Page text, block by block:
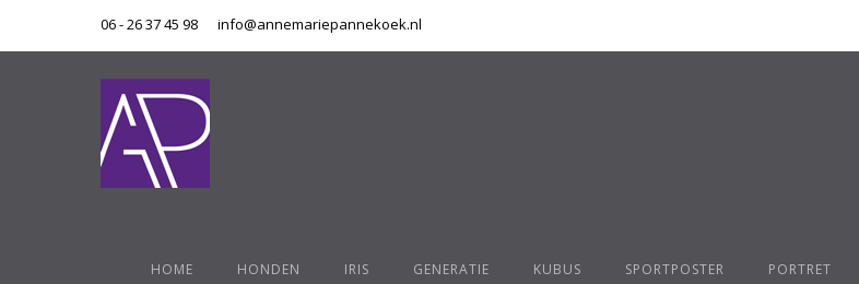
06 - 26 37 45 98 info@annemariepannekoek.nl
HOME HONDEN IRIS GENERATIE KUBUS SPORTPOSTER PORTRET